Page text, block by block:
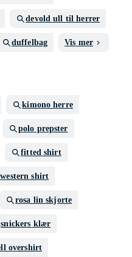
devold ull til herrer
duffelbag Vis mer
kimono herre
polo prepster
fitted shirt
western shirt
rosa lin skjorte
snickers klær
overshirt